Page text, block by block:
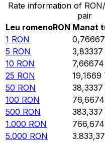
Rate information of
pair
Leu romenoRON Manat
1 RON
5 RON 3,83337
10 RON 7,66674
25 RON 19,1669
50 RON 38,3337
100 RON 76,6674
500 RON 383,337
1.000 RON 766,674
5.000 RON 3.833,37